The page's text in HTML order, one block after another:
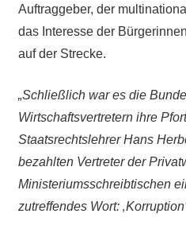
Auftraggeber, der
das Interesse der
auf der Strecke.
„Schließlich war es die
Wirtschaftsvertretern ihre
Staatsrechtslehrer Hans
bezahlten Vertreter der
Ministeriumsschreibtischen
zutreffendes Wort: